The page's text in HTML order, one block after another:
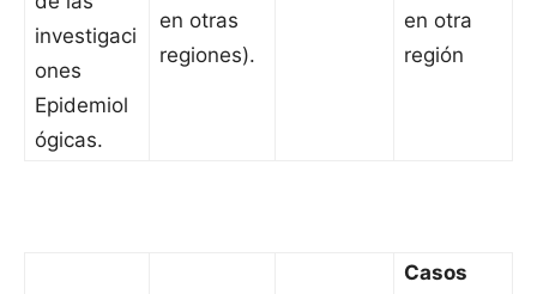
investigaci
ones
Epidemiol
ógicas.
en otras
regiones).
en otra
región
Casos